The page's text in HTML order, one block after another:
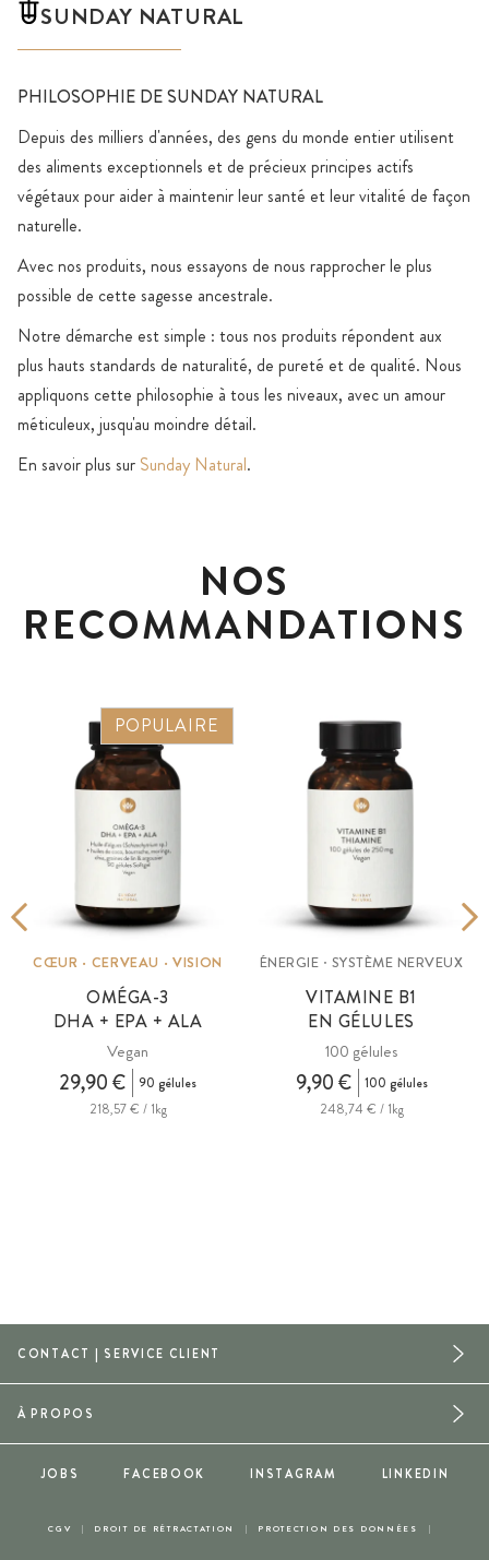
SUNDAY NATURAL
PHILOSOPHIE DE SUNDAY NATURAL
Depuis des milliers d'années, des gens du monde entier utilisent
des aliments exceptionnels et de précieux principes actifs
végétaux pour aider à maintenir leur santé et leur vitalité de façon
naturelle.
Avec nos produits, nous essayons de nous rapprocher le plus
possible de cette sagesse ancestrale.
Notre démarche est simple : tous nos produits répondent aux
plus hauts standards de naturalité, de pureté et de qualité. Nous
appliquons cette philosophie à tous les niveaux, avec un amour
méticuleux, jusqu'au moindre détail.
En savoir plus sur Sunday Natural.
NOS
RECOMMANDATIONS
POPULAIRE
CŒUR · CERVEAU · VISION
OMÉGA-3
DHA + EPA + ALA
Vegan
29,90 €
90 gélules
218,57 € / 1kg
ÉNERGIE · SYSTÈME NERVEUX
VITAMINE B1
EN GÉLULES
100 gélules
9,90 €
100 gélules
248,74 € / 1kg
CONTACT | SERVICE CLIENT
CGV DROIT DE RÉTRACTATION PROTECTION DES DONNÉES
À PROPOS
JOBS FACEBOOK INSTAGRAM LINKEDIN